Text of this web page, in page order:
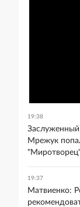
19:38
Мрежук
19:37
Матвиенко: